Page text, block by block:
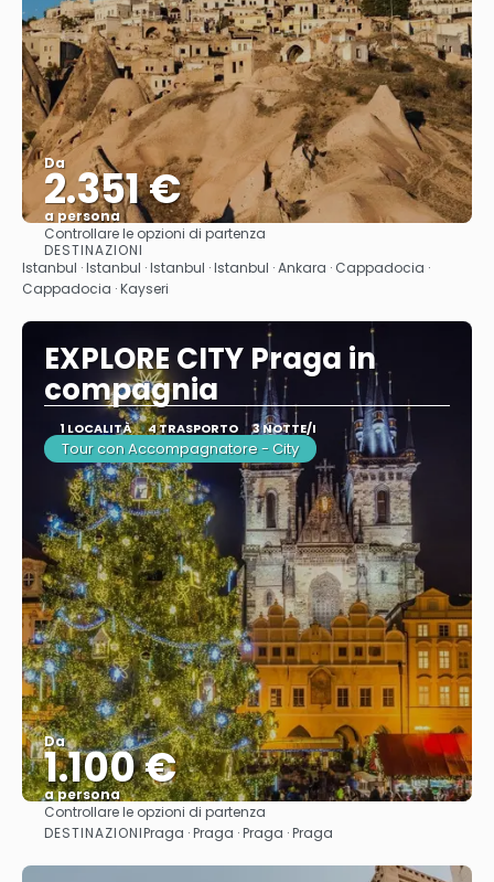
Da
2.351 €
a persona
Vedere
Controllare le opzioni di partenza
DESTINAZIONI
Istanbul · Istanbul · Istanbul · Istanbul · Ankara · Cappadocia ·
Cappadocia · Kayseri
EXPLORE CITY Praga in
compagnia
1 LOCALITÀ 4 TRASPORTO 3 NOTTE/I
Tour con Accompagnatore - City
Da
1.100 €
a persona
Vedere
Controllare le opzioni di partenza
DESTINAZIONIPraga · Praga · Praga · Praga